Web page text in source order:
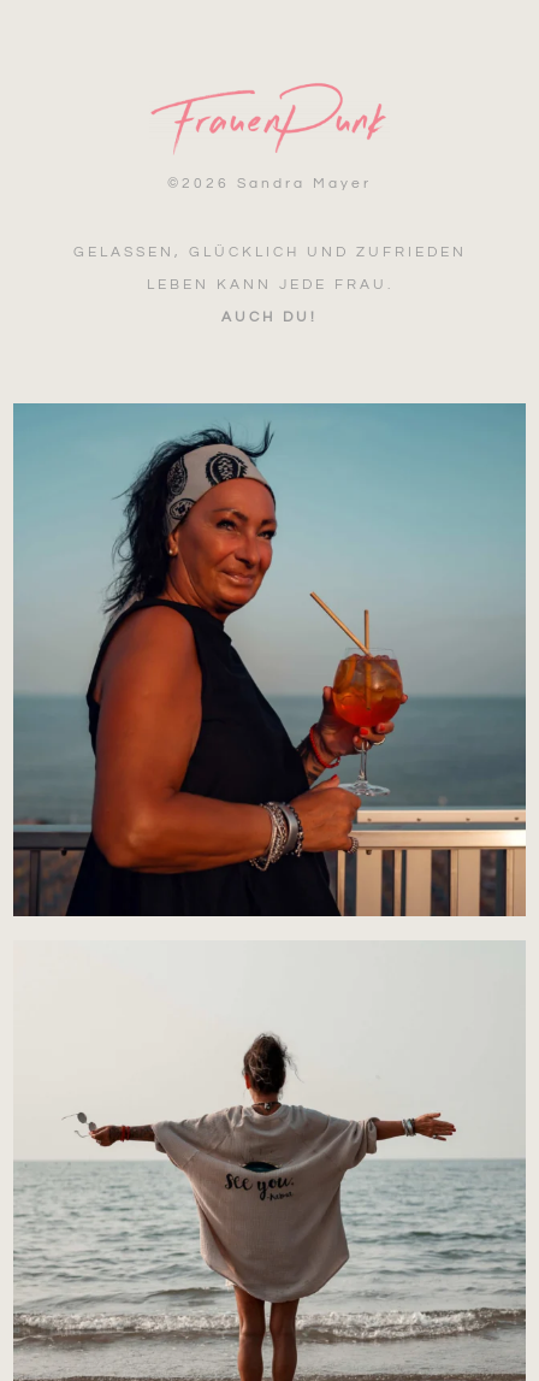
© 2026 Sandra Mayer
GELASSEN, GLÜCKLICH UND ZUFRIEDEN
LEBEN KANN JEDE FRAU.
AUCH DU!